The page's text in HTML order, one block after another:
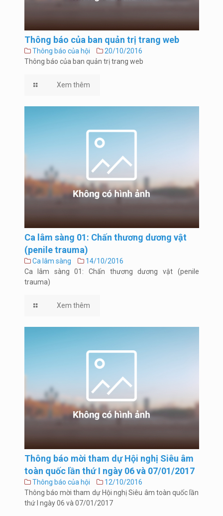
Thông báo của ban quản trị trang web
Thông báo của hội
20/10/2016
Thông báo của ban quản trị trang web
Xem thêm
Ca lâm sàng 01: Chấn thương dương vật
(penile trauma)
Ca lâm sàng
14/10/2016
Ca lâm sàng 01: Chấn thương dương vật (penile
trauma)
Xem thêm
Thông báo mời tham dự Hội nghị Siêu âm
toàn quốc lần thứ I ngày 06 và 07/01/2017
Thông báo của hội
12/10/2016
Thông báo mời tham dự Hội nghị Siêu âm toàn quốc lần
thứ I ngày 06 và 07/01/2017